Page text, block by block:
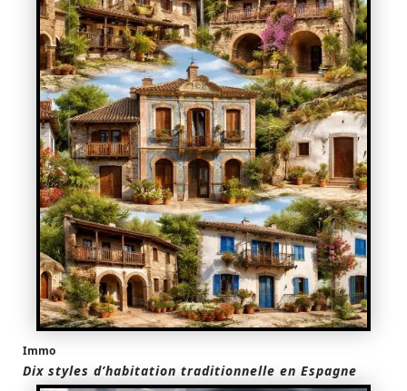
Immo
Dix styles d’habitation traditionnelle en Espagne